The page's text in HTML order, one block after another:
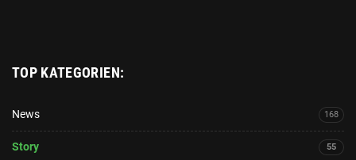
TOP KATEGORIEN:
News 168
Story 55